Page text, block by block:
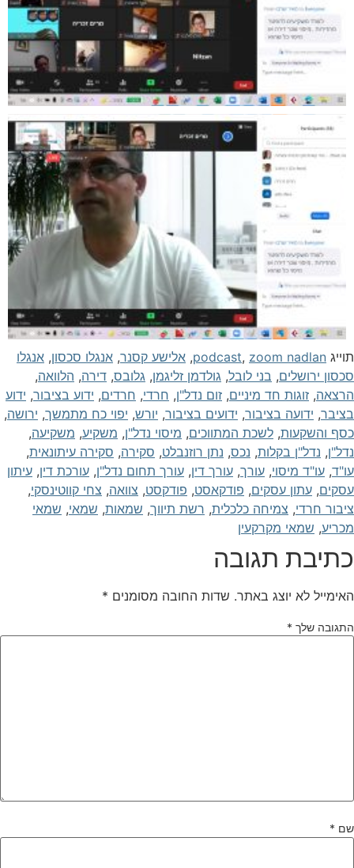
podcast,zoom nadlan
, אלישע קסנר, אנגלו סכסון, אנגלו
ירושלים, בני לובל, גולדמן זליגמן, גלובס, דירה, הלוואה,
, זוגות חד מיניים, זום נדל"ן, חרדי, חרדים, ידוע בציבור, ידוע
, ידועה בציבור, ידועים בציבור, יורש, יפוי כח מתמשך, ירושה,
והשקעות, לשכת המתווכים, מיסוי נדל"ן, משקיע, משקיעה,
, נדל"ן בקלות, נכס, נתן רוזנבלט, סקירה, סקירה עיתונאית,
, עו"ד מיסוי, עורך, עורך דין, עורך תחום נדל"ן, עורכת דין, עיתון
, עתון עסקים, פודקאסט, פודקסט, צוואה, צחי קווטינסקי,
חרדי, צמיחה כלכלית, רשת תיווך, שמאות, שמאי, שמאי
, שמאי מקרקעין
תגובה
לא יוצג באתר. שדות החובה מסומנים *
שלך *
*